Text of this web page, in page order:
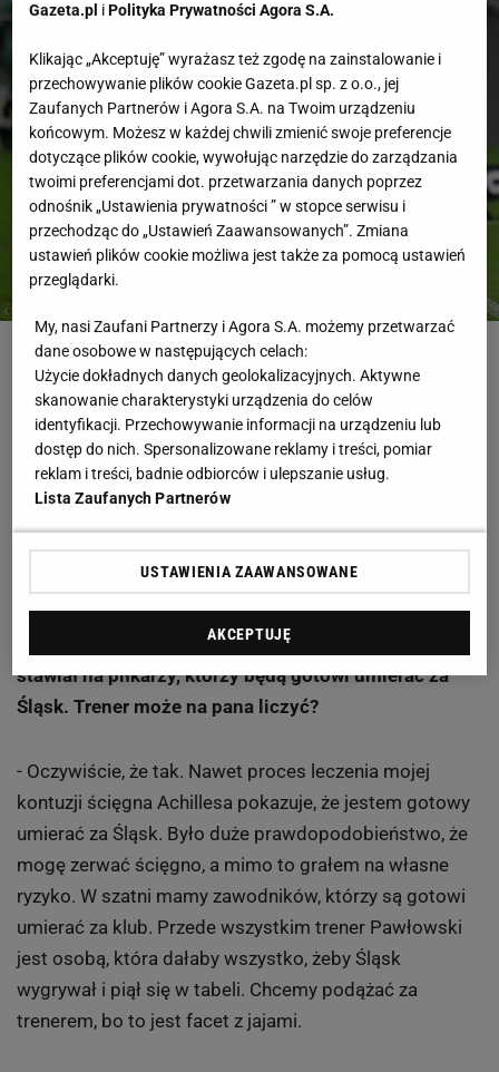
Czy tylko kontuzjami możemy tłumaczyć niską
pozycję Śląska?
- Nie, jest wiele czynników, ale nie chcę wchodzić w
szczegóły, bo ja jestem od tego, żeby trenować i grać.
wszyscy zawodnicy byli zdrowi, to Śląsk walczyłby o
Tadeusz Pawłowski powiedział, że teraz będzie
stawiał na piłkarzy, którzy będą gotowi umierać za
Śląsk. Trener może na pana liczyć?
- Oczywiście, że tak. Nawet proces leczenia mojej
kontuzji ścięgna Achillesa pokazuje, że jestem gotowy
umierać za Śląsk. Było duże prawdopodobieństwo, że
mogę zerwać ścięgno, a mimo to grałem na własne
ryzyko. W szatni mamy zawodników, którzy są gotowi
umierać za klub. Przede wszystkim trener Pawłowski
jest osobą, która dałaby wszystko, żeby Śląsk
wygrywał i piął się w tabeli. Chcemy podążać za
trenerem, bo to jest facet z jajami.
Gazeta.pl iPolityka Prywatności Agora S.A.
Klikając „Akceptuję” wyrażasz też zgodę na zainstalowanie i
przechowywanie plików cookie Gazeta.pl sp. z o.o., jej
Zaufanych Partnerów i Agora S.A. na Twoim urządzeniu
końcowym. Możesz w każdej chwili zmienić swoje preferencje
dotyczące plików cookie, wywołując narzędzie do zarządzania
twoimi preferencjami dot. przetwarzania danych poprzez
odnośnik „Ustawienia prywatności ” w stopce serwisu i
przechodząc do „Ustawień Zaawansowanych”. Zmiana
ustawień plików cookie możliwa jest także za pomocą ustawień
przeglądarki.
My, nasi Zaufani Partnerzy i Agora S.A. możemy przetwarzać
dane osobowe w następujących celach:
Użycie dokładnych danych geolokalizacyjnych. Aktywne
skanowanie charakterystyki urządzenia do celów
identyfikacji. Przechowywanie informacji na urządzeniu lub
dostęp do nich. Spersonalizowane reklamy i treści, pomiar
reklam i treści, badnie odbiorców i ulepszanie usług.
Lista Zaufanych Partnerów
USTAWIENIA ZAAWANSOWANE
AKCEPTUJĘ